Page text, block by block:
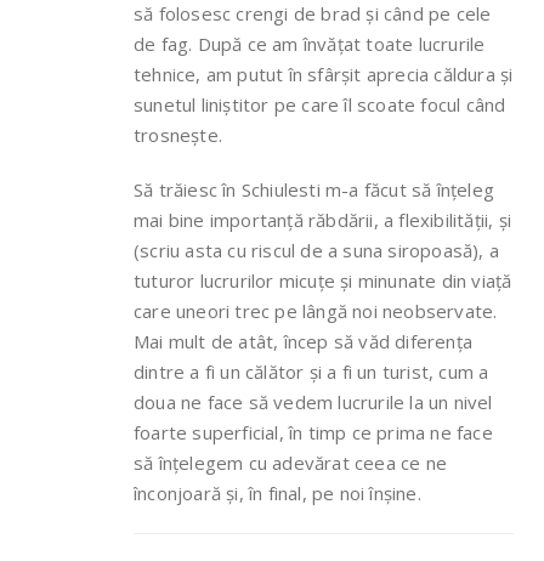
să folosesc crengi de brad și când pe cele
de fag. După ce am învățat toate lucrurile
tehnice, am putut în sfârșit aprecia căldura și
sunetul liniștitor pe care îl scoate focul când
trosnește.
Să trăiesc în Schiulesti m-a făcut să înțeleg
mai bine importanță răbdării, a flexibilității, și
(scriu asta cu riscul de a suna siropoasă), a
tuturor lucrurilor micuțe și minunate din viață
care uneori trec pe lângă noi neobservate.
Mai mult de atât, încep să văd diferența
dintre a fi un călător și a fi un turist, cum a
doua ne face să vedem lucrurile la un nivel
foarte superficial, în timp ce prima ne face
să înțelegem cu adevărat ceea ce ne
înconjoară și, în final, pe noi înșine.